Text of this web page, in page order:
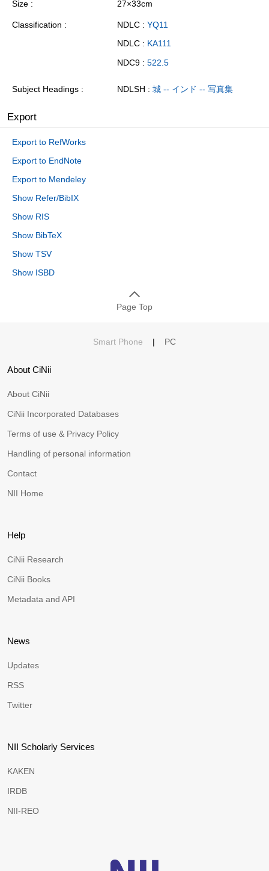
Size
27×33cm
Classification NDLC : YQ11
NDLC : KA111
NDC9 : 522.5
Subject Headings NDLSH : 城 -- インド -- 写真集
Export
Export to RefWorks
Export to EndNote
Export to Mendeley
Show Refer/BibIX
Show RIS
Show BibTeX
Show TSV
Show ISBD
Page Top
Smart Phone | PC
About CiNii
About CiNii
CiNii Incorporated Databases
Terms of use & Privacy Policy
Handling of personal information
Contact
NII Home
Help
CiNii Research
CiNii Books
Metadata and API
News
Updates
RSS
Twitter
NII Scholarly Services
KAKEN
IRDB
NII-REO